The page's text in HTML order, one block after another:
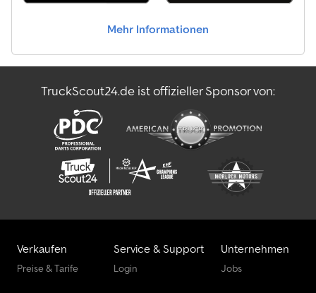
Mehr Informationen
TruckScout24.de ist offizieller Sponsor von:
Verkaufen
Preise & Tarife
Service & Support
Login
Unternehmen
Jobs